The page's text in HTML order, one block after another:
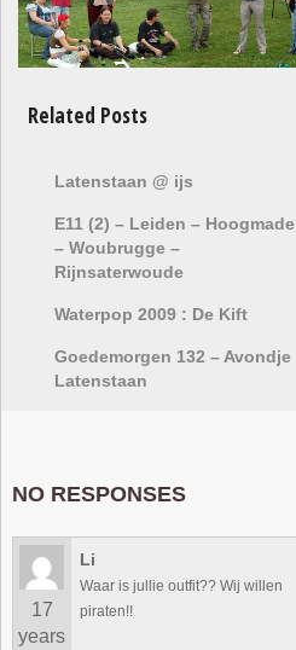
Related Posts
Latenstaan @ ijs
E11 (2) – Leiden – Hoogmade
– Woubrugge –
Rijnsaterwoude
Waterpop 2009 : De Kift
Goedemorgen 132 – Avondje
Latenstaan
NO RESPONSES
17
years
Li
Waar is jullie outfit?? Wij willen
piraten!!